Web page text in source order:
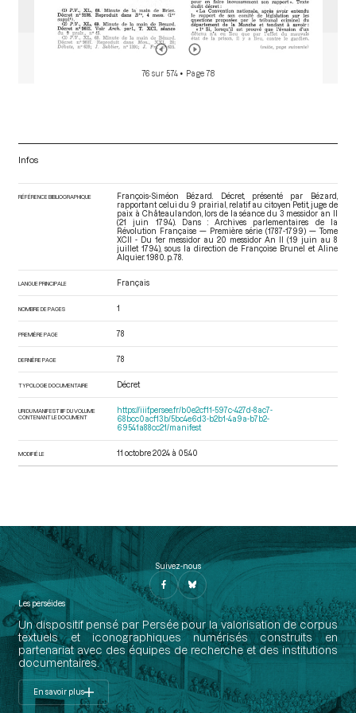
76 sur 574 • Page 78
Infos
RÉFÉRENCE BIBLIOGRAPHIQUE
François-Siméon Bézard. Décret, présenté par Bézard,
rapportant celui du 9 prairial, relatif au citoyen Petit, juge de
paix à Châteaulandon, lors de la séance du 3 messidor an II
(21 juin 1794). Dans : Archives parlementaires de la
Révolution Française — Première série (1787-1799) — Tome
XCII - Du 1er messidor au 20 messidor An II (19 juin au 8
juillet 1794) , sous la direction de Françoise Brunel et Aline
Alquier. 1980. p. 78.
LANGUE PRINCIPALE Français
NOMBRE DE PAGES 1
PREMIÈRE PAGE 78
DERNIÈRE PAGE 78
TYPOLOGIE DOCUMENTAIRE Décret
URI DU MANIFEST IIIF DU VOLUME
CONTENANT LE DOCUMENT
https://iiif.persee.fr/b0e2cf11-597c-427d-8ac7-
68bcc0acf13b/5bc4e6d3-b2b1-4a9a-b7b2-
69541a88cc21/manifest
MODIFIÉ LE 11 octobre 2024 à 05:40
Suivez-nous
Les perséides
Un dispositif pensé par Persée pour la valorisation de corpus
textuels et iconographiques numérisés construits en
partenariat avec des équipes de recherche et des institutions
documentaires.
En savoir plus